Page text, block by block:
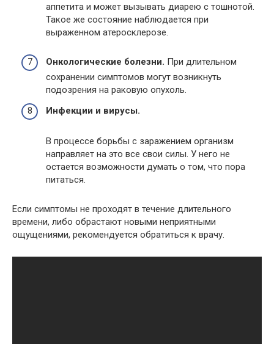
аппетита и может вызывать диарею с тошнотой.
Такое же состояние наблюдается при
выраженном атеросклерозе.
Онкологические болезни. При длительном
сохранении симптомов могут возникнуть
подозрения на раковую опухоль.
Инфекции и вирусы.
В процессе борьбы с заражением организм
направляет на это все свои силы. У него не
остается возможности думать о том, что пора
питаться.
Если симптомы не проходят в течение длительного
времени, либо обрастают новыми неприятными
ощущениями, рекомендуется обратиться к врачу.